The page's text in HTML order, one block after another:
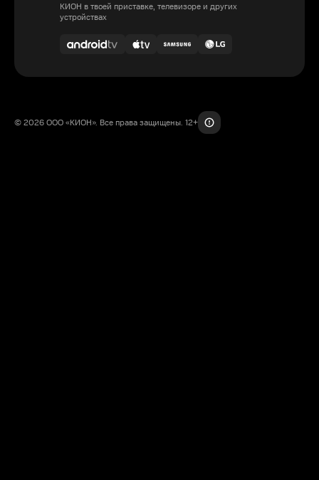
КИОН в твоей приставке, телевизоре и других
устройствах
© 2026 ООО «КИОН». Все права защищены. 12+